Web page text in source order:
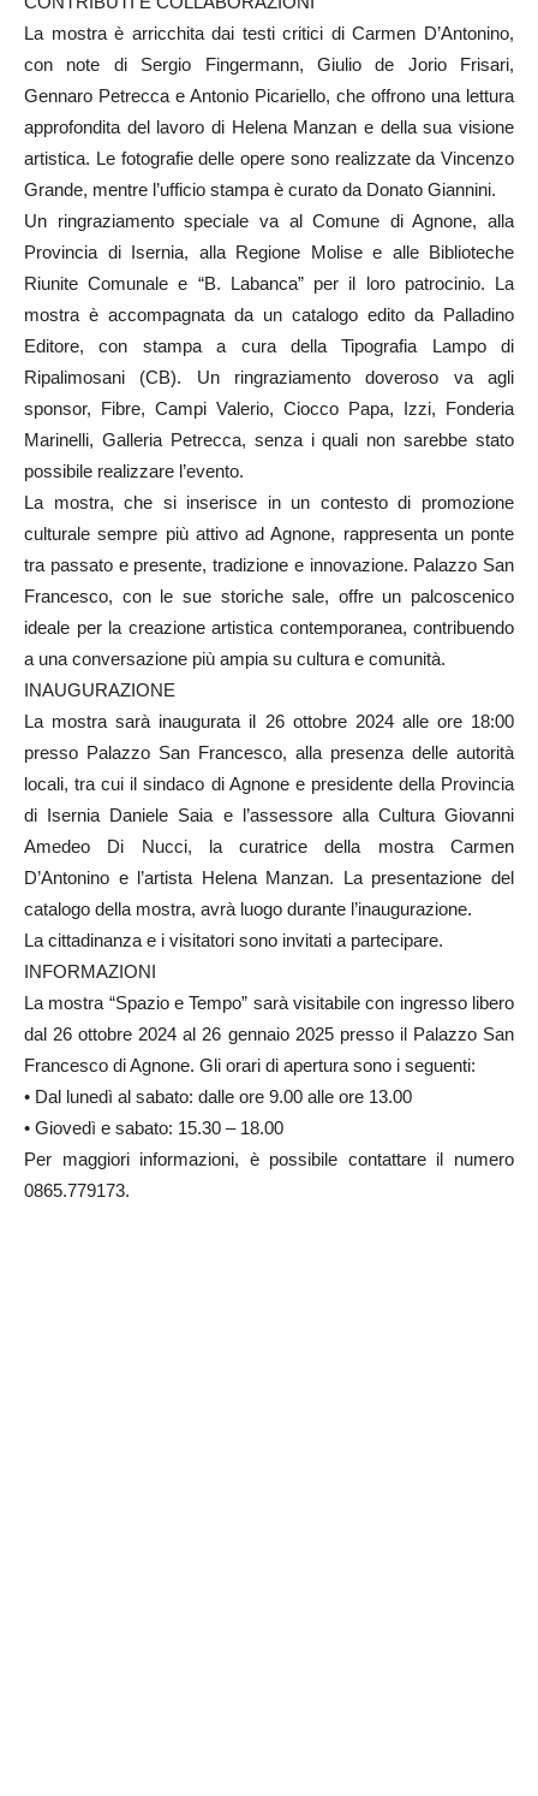
La mostra è arricchita dai testi critici di Carmen D’Antonino,
con note di Sergio Fingermann, Giulio de Jorio Frisari,
Gennaro Petrecca e Antonio Picariello, che offrono una lettura
approfondita del lavoro di Helena Manzan e della sua visione
artistica. Le fotografie delle opere sono realizzate da Vincenzo
Grande, mentre l’ufficio stampa è curato da Donato Giannini.
Un ringraziamento speciale va al Comune di Agnone, alla
Provincia di Isernia, alla Regione Molise e alle Biblioteche
Riunite Comunale e “B. Labanca” per il loro patrocinio. La
mostra è accompagnata da un catalogo edito da Palladino
Editore, con stampa a cura della Tipografia Lampo di
Ripalimosani (CB). Un ringraziamento doveroso va agli
sponsor, Fibre, Campi Valerio, Ciocco Papa, Izzi, Fonderia
Marinelli, Galleria Petrecca, senza i quali non sarebbe stato
possibile realizzare l’evento.
La mostra, che si inserisce in un contesto di promozione
culturale sempre più attivo ad Agnone, rappresenta un ponte
tra passato e presente, tradizione e innovazione. Palazzo San
Francesco, con le sue storiche sale, offre un palcoscenico
ideale per la creazione artistica contemporanea, contribuendo
a una conversazione più ampia su cultura e comunità.
INAUGURAZIONE
La mostra sarà inaugurata il 26 ottobre 2024 alle ore 18:00
presso Palazzo San Francesco, alla presenza delle autorità
locali, tra cui il sindaco di Agnone e presidente della Provincia
di Isernia Daniele Saia e l’assessore alla Cultura Giovanni
Amedeo Di Nucci, la curatrice della mostra Carmen
D’Antonino e l’artista Helena Manzan. La presentazione del
catalogo della mostra, avrà luogo durante l’inaugurazione.
La cittadinanza e i visitatori sono invitati a partecipare.
INFORMAZIONI
La mostra “Spazio e Tempo” sarà visitabile con ingresso libero
dal 26 ottobre 2024 al 26 gennaio 2025 presso il Palazzo San
Francesco di Agnone. Gli orari di apertura sono i seguenti:
• Dal lunedì al sabato: dalle ore 9.00 alle ore 13.00
• Giovedì e sabato: 15.30 – 18.00
Per maggiori informazioni, è possibile contattare il numero
0865.779173.